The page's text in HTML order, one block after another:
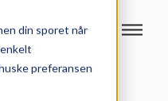
din sporet når
preferansen